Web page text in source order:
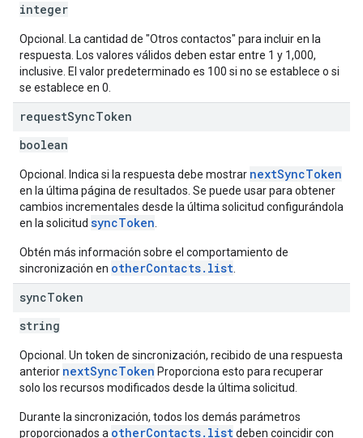
integer
Opcional. La cantidad de "Otros contactos" para incluir en la
respuesta. Los valores válidos deben estar entre 1 y 1,000,
inclusive. El valor predeterminado es 100 si no se establece o si
se establece en 0.
requestSyncToken
boolean
Opcional. Indica si la respuesta debe mostrar nextSyncToken
en la última página de resultados. Se puede usar para obtener
cambios incrementales desde la última solicitud configurándola
en la solicitud syncToken
Obtén más información sobre el comportamiento de
sincronización en otherContacts.list
syncToken
string
Opcional. Un token de sincronización, recibido de una respuesta
anterior nextSyncToken Proporciona esto para recuperar
solo los recursos modificados desde la última solicitud.
Durante la sincronización, todos los demás parámetros
proporcionados a otherContacts.listdeben coincidir con